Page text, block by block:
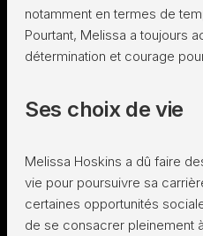
notamment en termes de
Pourtant, Melissa a toujours
détermination et courage
Ses choix de vie
Melissa Hoskins a dû faire
vie pour poursuivre sa
certaines opportunités
de se consacrer pleinement